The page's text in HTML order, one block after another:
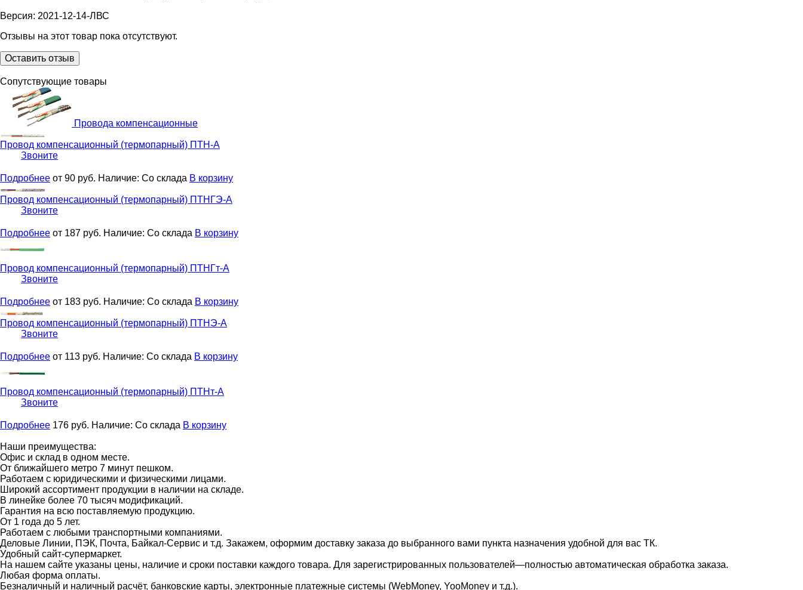
Версия: 2021-12-14-ЛВС
Отзывы на этот товар пока отсутствуют.
Оставить отзыв
Сопутствующие товары
Провода компенсационные
Провод компенсационный (термопарный) ПТН-А
Звоните
Подробнее от 90 руб. Наличие: Со склада В корзину
Провод компенсационный (термопарный) ПТНГЭ-А
Звоните
Подробнее от 187 руб. Наличие: Со склада В корзину
Провод компенсационный (термопарный) ПТНГт-А
Звоните
Подробнее от 183 руб. Наличие: Со склада В корзину
Провод компенсационный (термопарный) ПТНЭ-А
Звоните
Подробнее от 113 руб. Наличие: Со склада В корзину
Провод компенсационный (термопарный) ПТНт-А
Звоните
Подробнее 176 руб. Наличие: Со склада В корзину
Наши преимущества:
Офис и склад в одном месте.
От ближайшего метро 7 минут пешком.
Работаем с юридическими и физическими лицами.
Широкий ассортимент продукции в наличии на складе.
В линейке более 70 тысяч модификаций.
Гарантия на всю поставляемую продукцию.
От 1 года до 5 лет.
Работаем с любыми транспортными компаниями.
Деловые Линии, ПЭК, Почта, Байкал-Сервис и т.д. Закажем, оформим доставку заказа до выбранного вами пункта назначения удобной для вас ТК.
Удобный сайт-супермаркет.
На нашем сайте указаны цены, наличие и сроки поставки каждого товара. Для зарегистрированных пользователей—полностью автоматическая обработка заказа.
Любая форма оплаты.
Безналичный и наличный расчёт, банковские карты, электронные платежные системы (WebMoney, YooMoney и т.д.).